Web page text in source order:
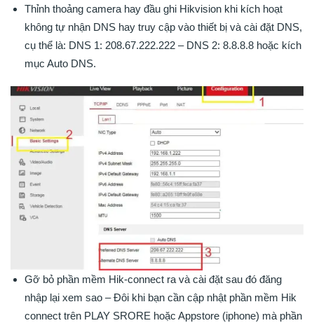
Thỉnh thoảng camera hay đầu ghi Hikvision khi kích hoạt
không tự nhận DNS hay truy cập vào thiết bị và cài đặt DNS,
cụ thể là: DNS 1: 208.67.222.222 – DNS 2: 8.8.8.8 hoặc kích
mục Auto DNS.
Gỡ bỏ phần mềm Hik-connect ra và cài đặt sau đó đăng
nhập lại xem sao – Đôi khi bạn cần cập nhật phần mềm Hik
connect trên PLAY SRORE hoặc Appstore (iphone) mà phần